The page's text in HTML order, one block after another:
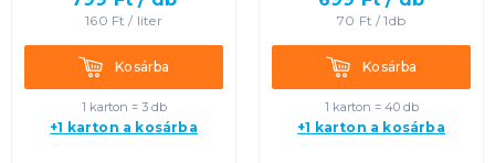
Termék neve A-Z
Termék neve Z-A
160 Ft / liter
KosárbaKosárba
1 karton = 3 db
+1 karton a kosárba
70 Ft /1db
KosárbaKosárba
1 karton = 40 db
+1 karton a kosárba